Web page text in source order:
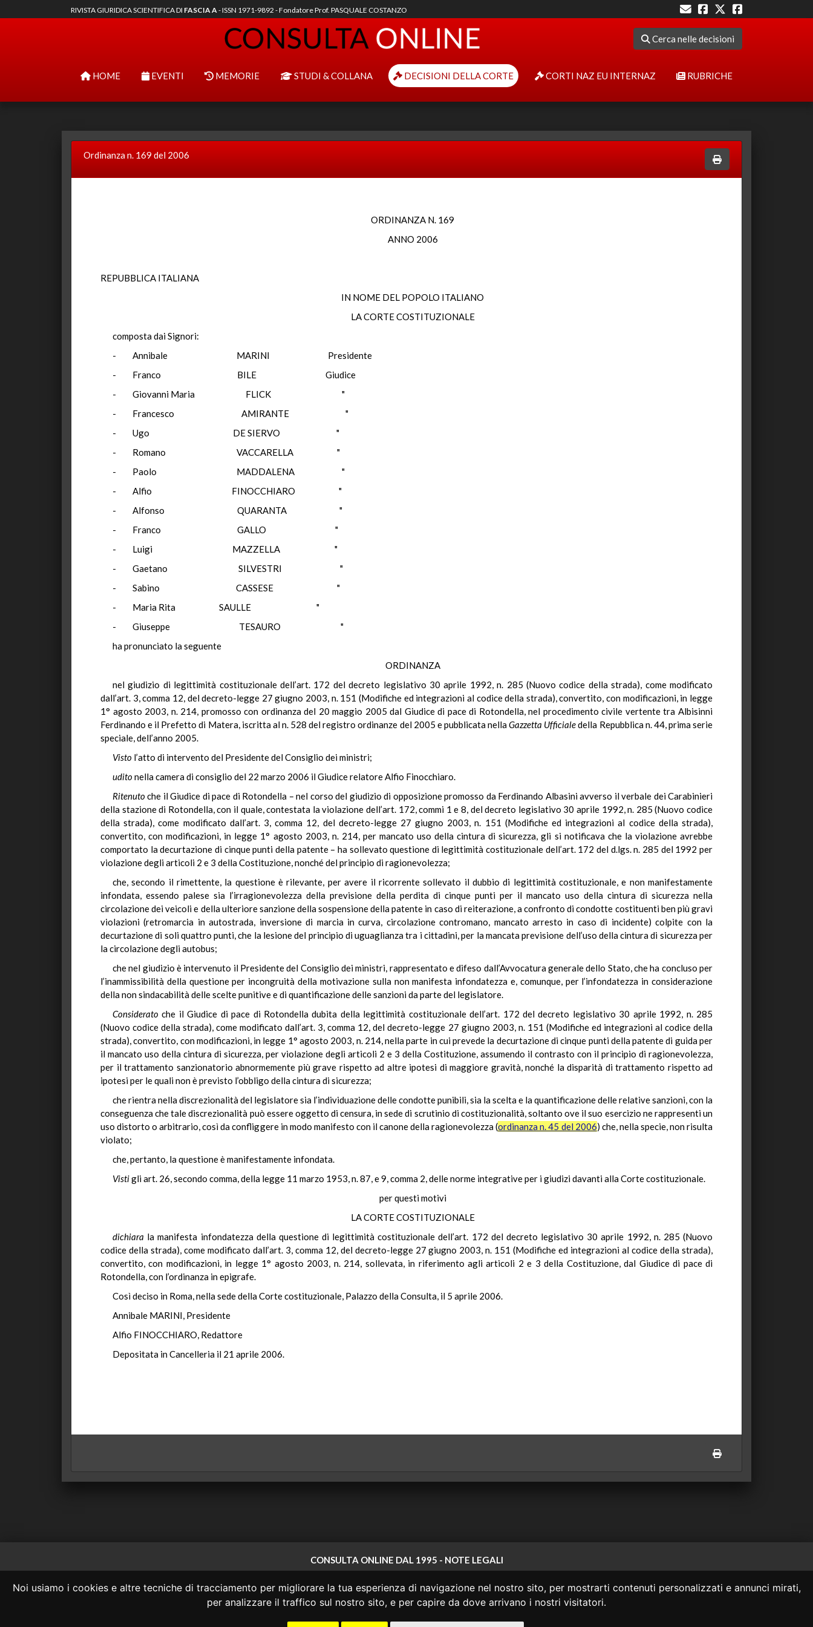
Noi usiamo i cookies e altre tecniche di tracciamento per migliorare la tua esperienza di navigazione nel nostro sito, per mostrarti contenuti personalizzati e annunci mirati,
per analizzare il traffico sul nostro sito, e per capire da dove arrivano i nostri visitatori.
RIVISTA GIURIDICA SCIENTIFICA DI FASCIA A- ISSN 1971-9892 - Fondatore Prof. PASQUALE COSTANZO
Cerca nelle decisioni
HOME EVENTI MEMORIE STUDI & COLLANA DECISIONI DELLA CORTE CORTI NAZ EU INTERNAZ RUBRICHE
Ordinanza n. 169 del 2006
ORDINANZA N. 169
ANNO 2006
REPUBBLICA ITALIANA
IN NOME DEL POPOLO ITALIANO
LA CORTE COSTITUZIONALE
composta dai Signori:
- Annibale MARINI Presidente
- Franco BILE Giudice
- Giovanni Maria FLICK "
- Francesco AMIRANTE "
- Ugo DE SIERVO "
- Romano VACCARELLA "
- Paolo MADDALENA "
- Alfio FINOCCHIARO "
- Alfonso QUARANTA "
- Franco GALLO "
- Luigi MAZZELLA "
- Gaetano SILVESTRI "
- Sabino CASSESE "
- Maria Rita SAULLE "
- Giuseppe TESAURO "
ha pronunciato la seguente
ORDINANZA
nel giudizio di legittimità costituzionale dell’art. 172 del decreto legislativo 30 aprile 1992, n. 285 (Nuovo codice della strada), come modificato
dall’art. 3, comma 12, del decreto-legge 27 giugno 2003, n. 151 (Modifiche ed integrazioni al codice della strada), convertito, con modificazioni, in legge
1° agosto 2003, n. 214, promosso con ordinanza del 20 maggio 2005 dal Giudice di pace di Rotondella, nel procedimento civile vertente tra Albisinni
Ferdinando e il Prefetto di Matera, iscritta al n. 528 del registro ordinanze del 2005 e pubblicata nellaGazzetta Ufficialedella Repubblica n. 44, prima serie
speciale, dell’anno 2005.
Visto l’atto di intervento del Presidente del Consiglio dei ministri;
uditonella camera di consiglio del 22 marzo 2006 il Giudice relatore Alfio Finocchiaro.
Ritenutoche il Giudice di pace di Rotondella – nel corso del giudizio di opposizione promosso da Ferdinando Albasini avverso il verbale dei Carabinieri
della stazione di Rotondella, con il quale, contestata la violazione dell’art. 172, commi 1 e 8, del decreto legislativo 30 aprile 1992, n. 285 (Nuovo codice
della strada), come modificato dall’art. 3, comma 12, del decreto-legge 27 giugno 2003, n. 151 (Modifiche ed integrazioni al codice della strada),
convertito, con modificazioni, in legge 1° agosto 2003, n. 214, per mancato uso della cintura di sicurezza, gli si notificava che la violazione avrebbe
comportato la decurtazione di cinque punti della patente – ha sollevato questione di legittimità costituzionale dell’art. 172 del d.lgs. n. 285 del 1992 per
violazione degli articoli 2 e 3 della Costituzione, nonché del principio di ragionevolezza;
che, secondo il rimettente, la questione è rilevante, per avere il ricorrente sollevato il dubbio di legittimità costituzionale, e non manifestamente
infondata, essendo palese sia l’irragionevolezza della previsione della perdita di cinque punti per il mancato uso della cintura di sicurezza nella
circolazione dei veicoli e della ulteriore sanzione della sospensione della patente in caso di reiterazione, a confronto di condotte costituenti ben più gravi
violazioni (retromarcia in autostrada, inversione di marcia in curva, circolazione contromano, mancato arresto in caso di incidente) colpite con la
decurtazione di soli quattro punti, che la lesione del principio di uguaglianza tra i cittadini, per la mancata previsione dell’uso della cintura di sicurezza per
la circolazione degli autobus;
che nel giudizio è intervenuto il Presidente del Consiglio dei ministri, rappresentato e difeso dall’Avvocatura generale dello Stato, che ha concluso per
l’inammissibilità della questione per incongruità della motivazione sulla non manifesta infondatezza e, comunque, per l’infondatezza in considerazione
della non sindacabilità delle scelte punitive e di quantificazione delle sanzioni da parte del legislatore.
Consideratoche il Giudice di pace di Rotondella dubita della legittimità costituzionale dell’art. 172 del decreto legislativo 30 aprile 1992, n. 285
(Nuovo codice della strada), come modificato dall’art. 3, comma 12, del decreto-legge 27 giugno 2003, n. 151 (Modifiche ed integrazioni al codice della
strada), convertito, con modificazioni, in legge 1° agosto 2003, n. 214, nella parte in cui prevede la decurtazione di cinque punti della patente di guida per
il mancato uso della cintura di sicurezza, per violazione degli articoli 2 e 3 della Costituzione, assumendo il contrasto con il principio di ragionevolezza,
per il trattamento sanzionatorio abnormemente più grave rispetto ad altre ipotesi di maggiore gravità, nonché la disparità di trattamento rispetto ad
ipotesi per le quali non è previsto l’obbligo della cintura di sicurezza;
che rientra nella discrezionalità del legislatore sia l’individuazione delle condotte punibili, sia la scelta e la quantificazione delle relative sanzioni, con la
conseguenza che tale discrezionalità può essere oggetto di censura, in sede di scrutinio di costituzionalità, soltanto ove il suo esercizio ne rappresenti un
uso distorto o arbitrario, così da confliggere in modo manifesto con il canone della ragionevolezza (ordinanza n. 45 del 2006) che, nella specie, non risulta
violato;
che, pertanto, la questione è manifestamente infondata.
Vistigli art. 26, secondo comma, della legge 11 marzo 1953, n. 87, e 9, comma 2, delle norme integrative per i giudizi davanti alla Corte costituzionale.
per questi motivi
LA CORTE COSTITUZIONALE
dichiara la manifesta infondatezza della questione di legittimità costituzionale dell’art. 172 del decreto legislativo 30 aprile 1992, n. 285 (Nuovo
codice della strada), come modificato dall’art. 3, comma 12, del decreto-legge 27 giugno 2003, n. 151 (Modifiche ed integrazioni al codice della strada),
convertito, con modificazioni, in legge 1° agosto 2003, n. 214, sollevata, in riferimento agli articoli 2 e 3 della Costituzione, dal Giudice di pace di
Rotondella, con l’ordinanza in epigrafe.
Così deciso in Roma, nella sede della Corte costituzionale, Palazzo della Consulta, il 5 aprile 2006.
Annibale MARINI, Presidente
Alfio FINOCCHIARO, Redattore
Depositata in Cancelleria il 21 aprile 2006.
CONSULTA ONLINE DAL 1995 - NOTE LEGALI
Consulta OnLine non ha prodotto e non è responsabile per i contenuti e le informazioni legali di siti collegati.
La consultazione di questi o del materiale contenuto nel sito non costituisce una relazione di consulenza legale.